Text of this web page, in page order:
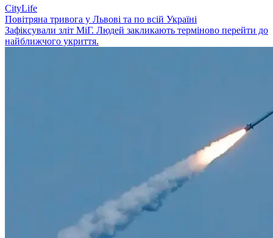
CityLife
Повітряна тривога у Львові та по всій Україні
Зафіксували зліт МіГ. Людей закликають терміново перейти до
найближчого укриття.